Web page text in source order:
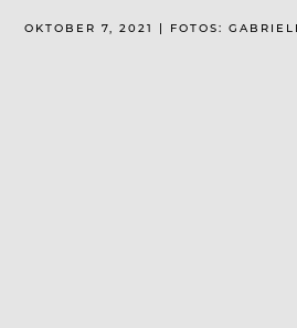
OKTOBER 7, 2021 | FOTOS: